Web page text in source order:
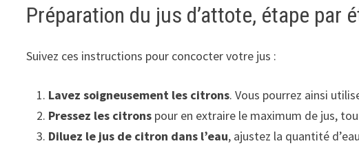
Préparation du jus d’attote, étape par
Suivez ces instructions pour concocter votre jus :
Lavez soigneusement les citrons. Vous pourrez ainsi
Pressez les citrons pour en extraire le maximum de jus,
Diluez le jus de citron dans l’eau, ajustez la quantité